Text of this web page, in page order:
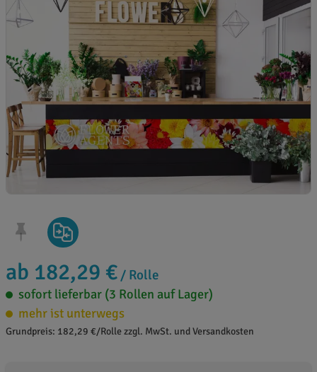
ab 182,29 € / Rolle
sofort lieferbar (3 Rollen auf Lager)
mehr ist unterwegs
Grundpreis: 182,29 €/Rolle zzgl. MwSt. und Versandkosten